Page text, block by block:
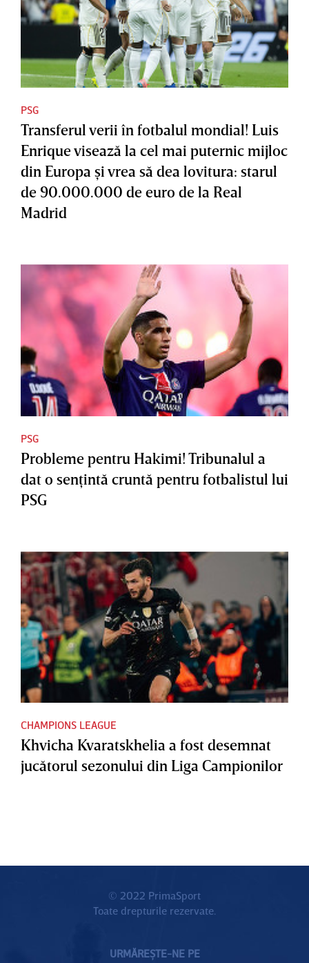
PSG
Transferul verii în fotbalul mondial! Luis
Enrique visează la cel mai puternic mijloc
din Europa şi vrea să dea lovitura: starul
de 90.000.000 de euro de la Real
Madrid
PSG
Probleme pentru Hakimi! Tribunalul a
dat o senţintă cruntă pentru fotbalistul lui
PSG
CHAMPIONS LEAGUE
Khvicha Kvaratskhelia a fost desemnat
jucătorul sezonului din Liga Campionilor
© 2022 PrimaSport
Toate drepturile rezervate.
URMĂREȘTE-NE PE